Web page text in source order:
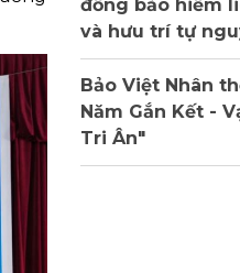
đồng bảo hiểm
và hưu trí tự
Bảo Việt Nhân
Năm Gắn Kết -
Tri Ân"